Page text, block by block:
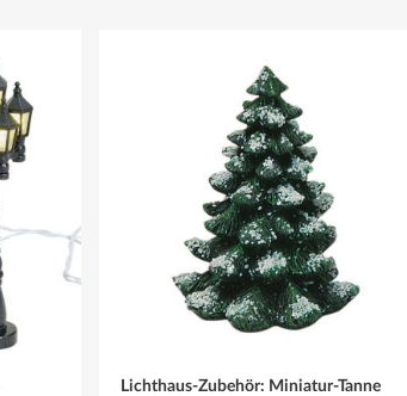
Lichthaus-Zubehör: Miniatur-Tanne